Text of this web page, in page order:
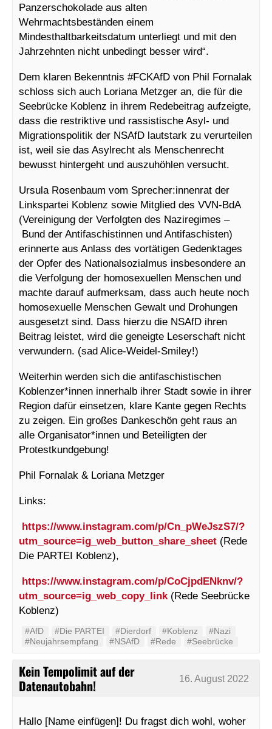
Panzerschokolade aus alten
Wehrmachtsbeständen einem
Mindesthaltbarkeitsdatum unterliegt und mit den
Jahrzehnten nicht unbedingt besser wird“.
Dem klaren Bekenntnis #FCKAfD von Phil Fornalak
schloss sich auch Loriana Metzger an, die für die
Seebrücke Koblenz in ihrem Redebeitrag aufzeigte,
dass die restriktive und rassistische Asyl- und
Migrationspolitik der NSAfD lautstark zu verurteilen
ist, weil sie das Asylrecht als Menschenrecht
bewusst hintergeht und auszuhöhlen versucht.
Ursula Rosenbaum vom Sprecher:innenrat der
Linkspartei Koblenz sowie Mitglied des VVN-BdA
(Vereinigung der Verfolgten des Naziregimes –
Bund der Antifaschistinnen und Antifaschisten)
erinnerte aus Anlass des vortätigen Gedenktages
der Opfer des Nationalsozialmus insbesondere an
die Verfolgung der homosexuellen Menschen und
machte darauf aufmerksam, dass auch heute noch
homosexuelle Menschen Gewalt und Drohungen
ausgesetzt sind. Dass hierzu die NSAfD ihren
Beitrag leistet, wird die geneigte Leserschaft nicht
verwundern. (sad Alice-Weidel-Smiley!)
Weiterhin werden sich die antifaschistischen
Koblenzer*innen innerhalb ihrer Stadt sowie in ihrer
Region dafür einsetzen, klare Kante gegen Rechts
zu zeigen. Ein großes Dankeschön geht raus an
alle Organisator*innen und Beteiligten der
Protestkundgebung!
Phil Fornalak & Loriana Metzger
Links:
https://www.instagram.com/p/Cn_pWeJszS7/?
utm_source=ig_web_button_share_sheet (Rede
Die PARTEI Koblenz),
https://www.instagram.com/p/CoCjpdENknv/?
utm_source=ig_web_copy_link (Rede Seebrücke
Koblenz)
#AfD #Die PARTEI #Dierdorf #Koblenz
#Nazi
#Neujahrsempfang
#NSAfD #Rede #Seebrücke
Kein Tempolimit auf der
Datenautobahn!
16. August 2022
Hallo [Name einfügen]! Du fragst dich wohl, woher